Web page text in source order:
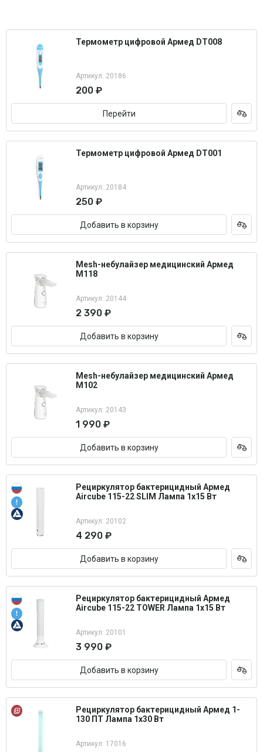
Термометр цифровой Армед DT008
Артикул: 20186
200 ₽
Перейти
Термометр цифровой Армед DT001
Артикул: 20184
250 ₽
Добавить в корзину
Mesh-небулайзер медицинский Армед
M118
Артикул: 20144
2 390 ₽
Добавить в корзину
Mesh-небулайзер медицинский Армед
M102
Артикул: 20143
1 990 ₽
Добавить в корзину
Рециркулятор бактерицидный Армед
Aircube 115-22 SLIM Лампа 1х15 Вт
Артикул: 20102
4 290 ₽
Добавить в корзину
Рециркулятор бактерицидный Армед
Aircube 115-22 TOWER Лампа 1х15 Вт
Артикул: 20101
3 990 ₽
Добавить в корзину
Рециркулятор бактерицидный Армед 1-
130 ПТ Лампа 1х30 Вт
Артикул: 17016